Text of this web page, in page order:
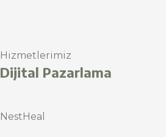
Hizmetlerimiz
Dijital Pazarlama
NestHeal